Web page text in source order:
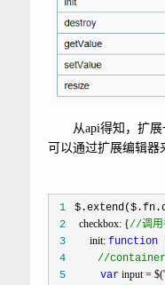
从api得知，扩展一
可以通过扩展编辑器
1
2
     checkbox: {
//调
3
         init:
function
4
//container
5
var input =